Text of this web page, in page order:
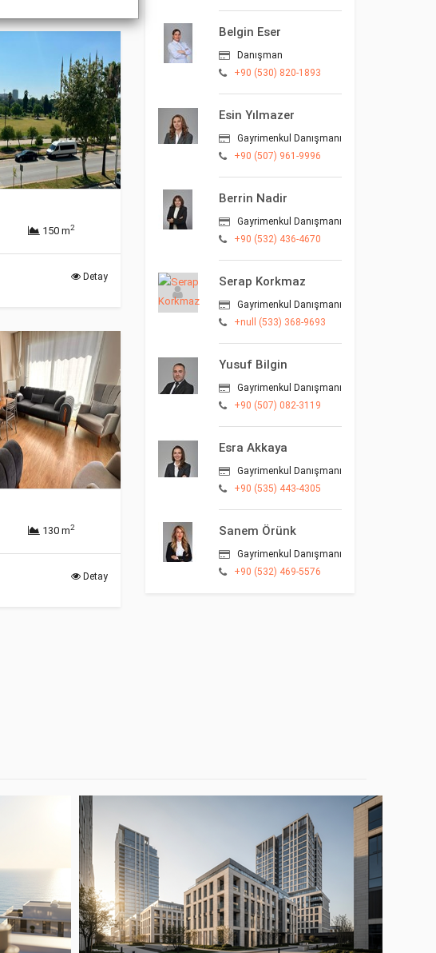
150 m2
Detay
130 m2
Detay
Belgin Eser
Danışman
+90 (530) 820-1893
Esin Yılmazer
Gayrimenkul Danışmanı
+90 (507) 961-9996
Berrin Nadir
Gayrimenkul Danışmanı
+90 (532) 436-4670
Serap Korkmaz
Gayrimenkul Danışmanı
+null (533) 368-9693
Yusuf Bilgin
Gayrimenkul Danışmanı
+90 (507) 082-3119
Esra Akkaya
Gayrimenkul Danışmanı
+90 (535) 443-4305
Sanem Örünk
Gayrimenkul Danışmanı
+90 (532) 469-5576